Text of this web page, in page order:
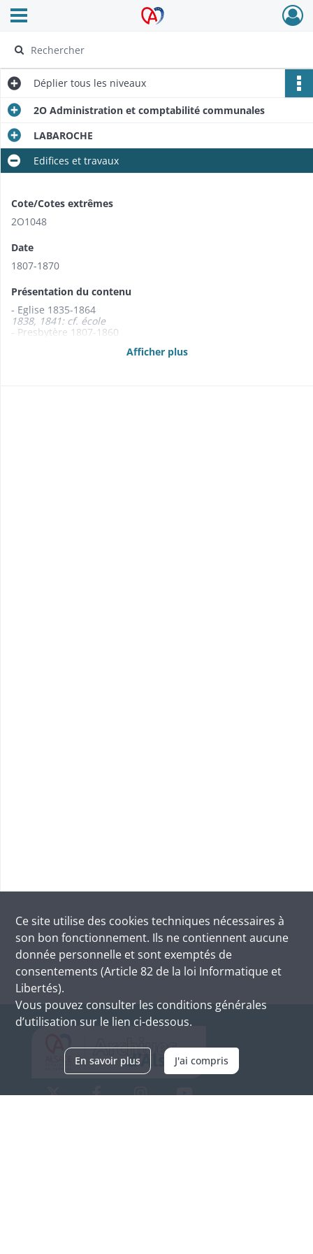
Archives Alsace - Colmar
Ouvrir le menu déroulant
Déplier tous les niveaux
2O Administration et comptabilité communales
LABAROCHE
Edifices et travaux
Cote/Cotes extrêmes
2O1048
Date
1807-1870
Présentation du contenu
- Eglise 1835-1864
1838, 1841: cf. école
- Presbytère 1807-1860
- Ecoles, école de La Chapelle, cimetière 1828-1870
Afficher plus
Ce site utilise des cookies techniques nécessaires à
son bon fonctionnement. Ils ne contiennent aucune
donnée personnelle et sont exemptés de
consentements (Article 82 de la loi Informatique et
Libertés).
Vous pouvez consulter les conditions générales
d’utilisation sur le lien ci-dessous.
En savoir plus J'ai compris